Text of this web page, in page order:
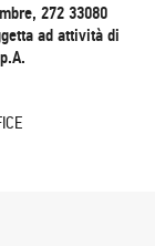
272 33080
ad attività di